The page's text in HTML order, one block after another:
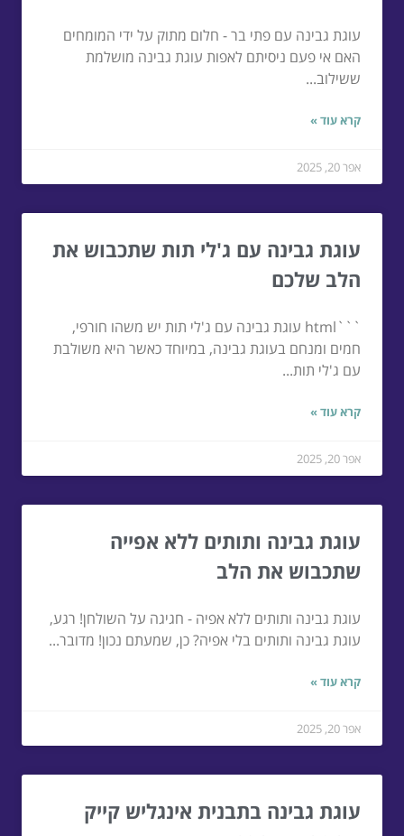
עוגת גבינה עם פתי בר - חלום מתוק על ידי המומחים
האם אי פעם ניסיתם לאפות עוגת גבינה מושלמת
ששילוב...
קרא עוד »
אפר 20, 2025
עוגת גבינה עם ג'לי תות שתכבוש את
הלב שלכם
```html עוגת גבינה עם ג'לי תות יש משהו חורפי,
חמים ומנחם בעוגת גבינה, במיוחד כאשר היא משולבת
עם ג'לי תות...
קרא עוד »
אפר 20, 2025
עוגת גבינה ותותים ללא אפייה
שתכבוש את הלב
עוגת גבינה ותותים ללא אפיה - חגיגה על השולחן! רגע,
עוגת גבינה ותותים בלי אפיה? כן, שמעתם נכון! מדובר...
קרא עוד »
אפר 20, 2025
עוגת גבינה בתבנית אינגליש קייק